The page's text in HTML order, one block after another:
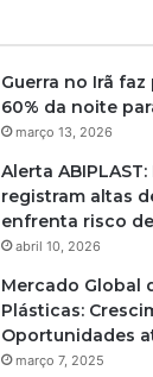
Guerra no Irã
60% da noite
março 13, 2026
Alerta ABIPLAST:
registram altas
enfrenta risco
abril 10, 2026
Mercado Global
Plásticas:
Oportunidades
março 7, 2025